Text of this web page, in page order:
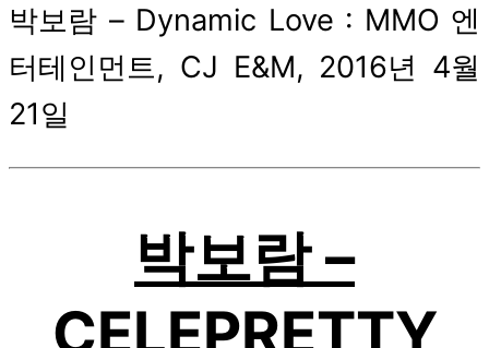
박보람 – Dynamic Love : MMO 엔
터테인먼트, CJ E&M, 2016년 4월
21일
박보람 –
CELEPRETTY